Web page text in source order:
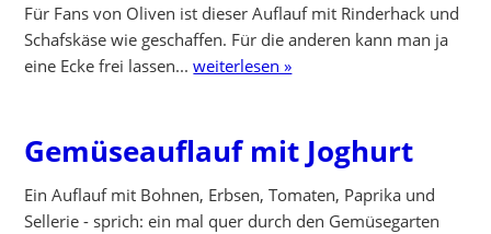
Für Fans von Oliven ist dieser Auflauf mit Rinderhack und
Schafskäse wie geschaffen. Für die anderen kann man ja
eine Ecke frei lassen...weiterlesen »
Gemüseauflauf mit Joghurt
Ein Auflauf mit Bohnen, Erbsen, Tomaten, Paprika und
Sellerie - sprich: ein mal quer durch den Gemüsegarten